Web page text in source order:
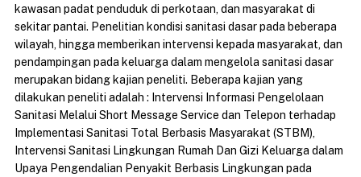
kawasan padat penduduk di perkotaan, dan masyarakat di
sekitar pantai. Penelitian kondisi sanitasi dasar pada beberapa
wilayah, hingga memberikan intervensi kepada masyarakat, dan
pendampingan pada keluarga dalam mengelola sanitasi dasar
merupakan bidang kajian peneliti. Beberapa kajian yang
dilakukan peneliti adalah : Intervensi Informasi Pengelolaan
Sanitasi Melalui Short Message Service dan Telepon terhadap
Implementasi Sanitasi Total Berbasis Masyarakat (STBM),
Intervensi Sanitasi Lingkungan Rumah Dan Gizi Keluarga dalam
Upaya Pengendalian Penyakit Berbasis Lingkungan pada